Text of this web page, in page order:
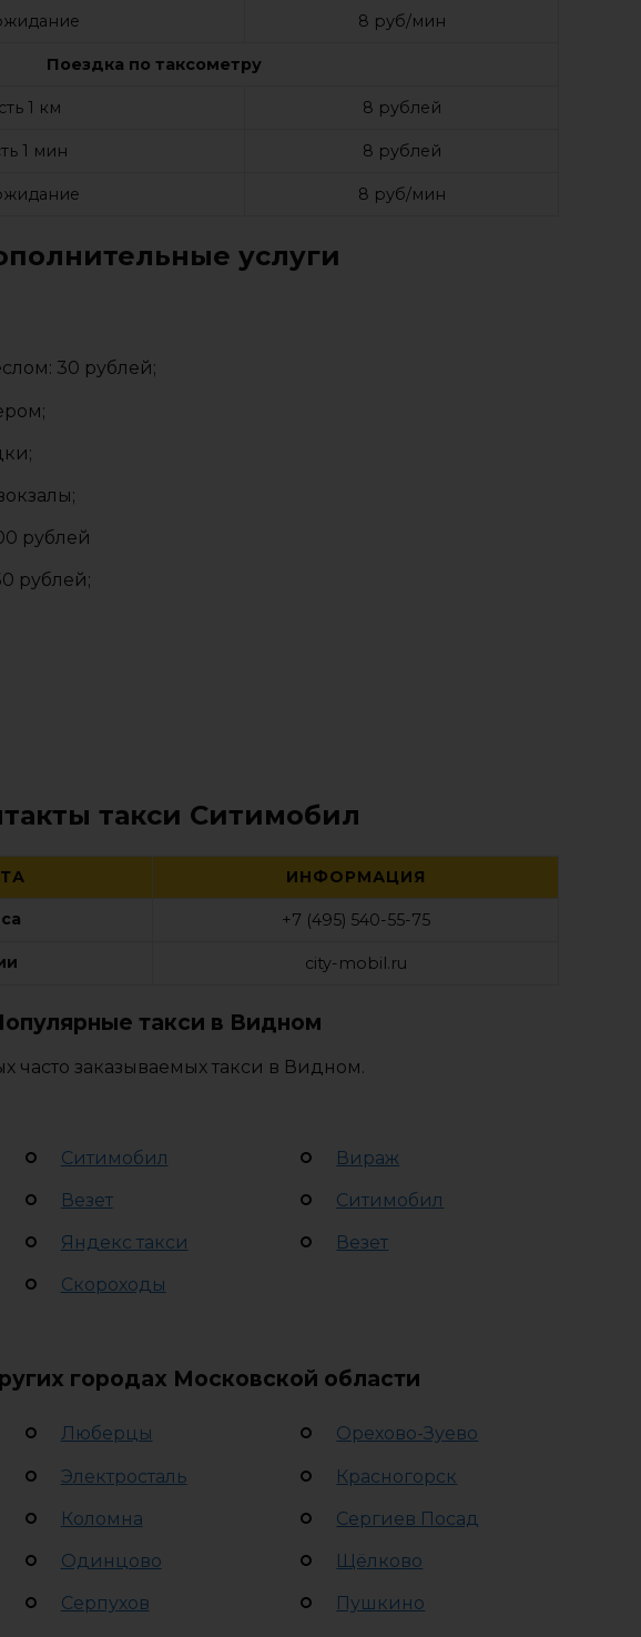
8 руб/мин
Поездка по таксометру
1 км 8 рублей
1 мин 8 рублей
8 руб/мин
услуги
30 рублей;
рублей
рублей;
такси Ситимобил
ИНФОРМАЦИЯ
+7 (495) 540-55-75
city-mobil.ru
такси в Видном
часто заказываемых такси в Видном.
Ситимобил
Везет
Яндекс такси
Скороходы
Вираж
Ситимобил
Везет
городах Московской области
Люберцы
Электросталь
Коломна
Одинцово
Серпухов
Орехово-Зуево
Красногорск
Сергиев Посад
Щёлково
Пушкино